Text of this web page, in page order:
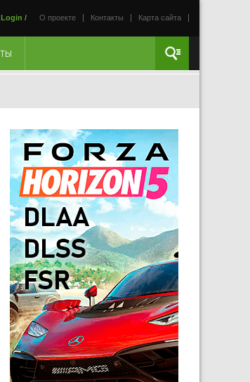
О проекте Контакты Карта сайта
Login /